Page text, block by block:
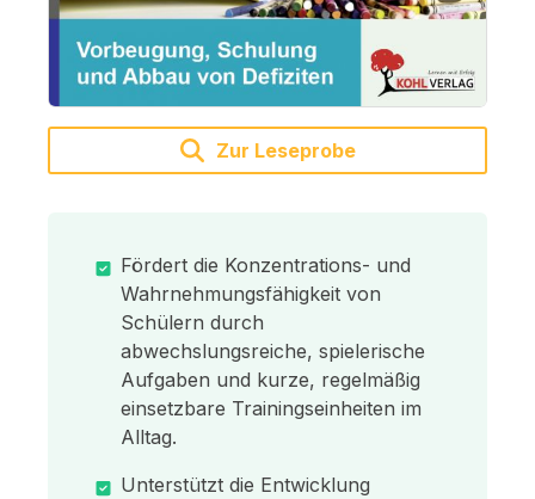
Zur Leseprobe
Fördert die Konzentrations- und
Wahrnehmungsfähigkeit von
Schülern durch
abwechslungsreiche, spielerische
Aufgaben und kurze, regelmäßig
einsetzbare Trainingseinheiten im
Alltag.
Unterstützt die Entwicklung